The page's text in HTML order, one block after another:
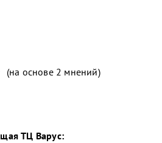
(на основе 2 мнений)
ТЦ Варус: